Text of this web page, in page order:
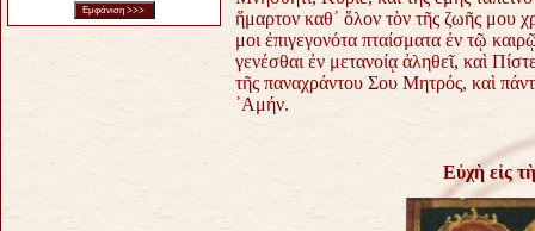
ἥμαρτον καθ᾿ ὅλον τὸν τῆς ζωῆς μου
μοι ἐπιγεγονότα πταίσματα ἐν τῷ
γενέσθαι ἐν μετανοίᾳ ἀληθεῖ, καὶ
τῆς παναχράντου Σου Μητρός, καὶ
᾿Αμήν.
Εὐχὴ εἰς